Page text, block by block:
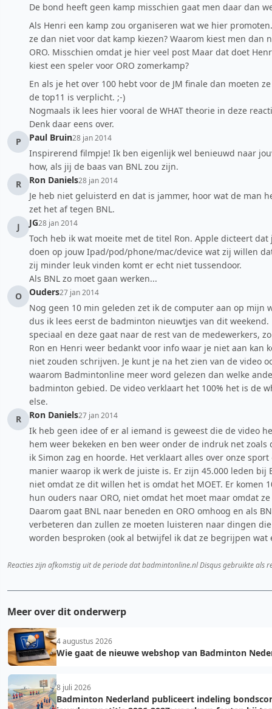
De bond heeft geen kamp misschien gaat men daar dan
Als Henri een kamp zou organiseren wat we hier
ze dan niet voor dat kamp kiezen? Waarom kiest men dan
ORO. Misschien omdat je hier veel post Maar dat doet
kiest een speler voor ORO zomerkamp?
En als je het over 100 hebt voor de JM finale dan moeten
de top11 is verplicht. ;-)
Nogmaals ik lees hier vooral de WHAT theorie in deze
Denk daar eens over.
P
Paul Bruin28 jan 2014
Inspirerend filmpje! Ik ben eigenlijk wel benieuwd naar
how, als jij de baas van BNL zou zijn.
R
Ron Daniels28 jan 2014
Je heb niet geluisterd en dat is jammer, hoor wat de man
zet het af tegen BNL.
J
JG28 jan 2014
Toch heb ik wat moeite met de titel Ron. Apple dicteert
doen op jouw Ipad/pod/phone/mac/device wat zij willen
zij minder leuk vinden komt er echt niet tussendoor.
Als BNL zo moet gaan werken...
O
Ouders27 jan 2014
Nog geen 10 min geleden zet ik de computer aan op mijn
dus ik lees eerst de badminton nieuwtjes van dit weekend.
speciaal en deze gaat naar de rest van de medewerkers,
Ron en Henri weer bedankt voor info waar je niet aan kan
niet zouden schrijven. Je kunt je na het zien van de video
waarom Badmintonline meer word gelezen dan welke
badminton gebied. De video verklaart het 100% het is de
else.
R
Ron Daniels27 jan 2014
Ik heb geen idee of er al iemand is geweest die de video
hem weer bekeken en ben weer onder de indruk net zoals
ik Simon zag en hoorde. Het verklaart alles over onze
manier waarop ik werk de juiste is. Er zijn 45.000 leden bij
niet omdat ze dit willen het is omdat het MOET. Er komen
hun ouders naar ORO, niet omdat het moet maar omdat ze
Daarom gaat BNL naar beneden en ORO omhoog en als
verbeteren dan zullen ze moeten luisteren naar dingen
worden besproken (ook al betwijfel ik dat ze begrijpen wat
Reacties zijn afkomstig uit de periode dat badmintonline.nl Disqus gebruikte als
Meer over dit onderwerp
4 augustus 2026
Wie gaat de nieuwe webshop van Badminton
8 juli 2026
Badminton Nederland publiceert indeling